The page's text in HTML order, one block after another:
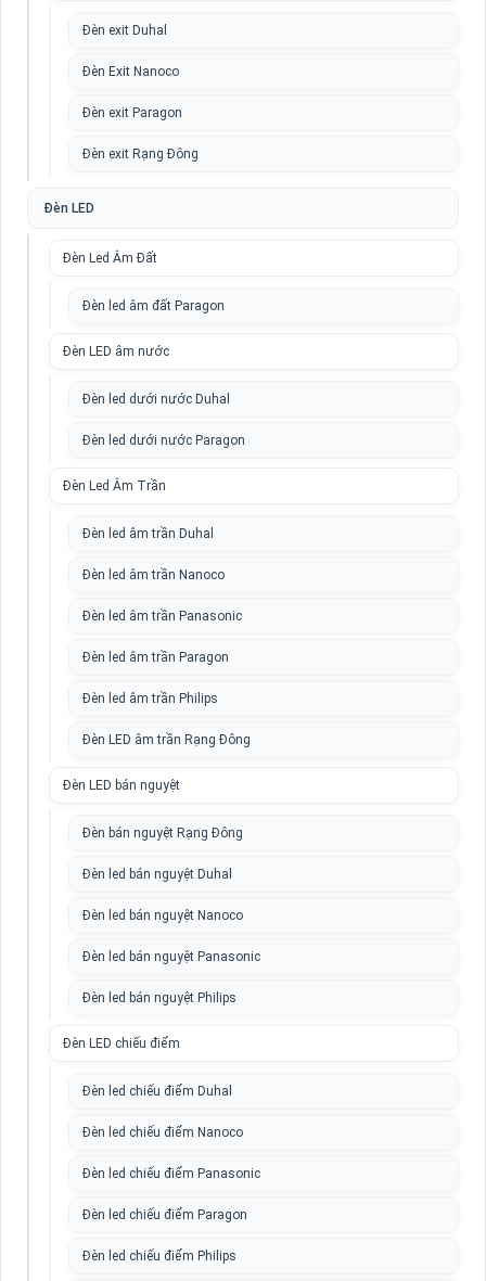
Đèn exit Duhal
Đèn Exit Nanoco
Đèn exit Paragon
Đèn exit Rạng Đông
Đèn LED
Đèn Led Âm Đất
Đèn led âm đất Paragon
Đèn LED âm nước
Đèn led dưới nước Duhal
Đèn led dưới nước Paragon
Đèn Led Âm Trần
Đèn led âm trần Duhal
Đèn led âm trần Nanoco
Đèn led âm trần Panasonic
Đèn led âm trần Paragon
Đèn led âm trần Philips
Đèn LED âm trần Rạng Đông
Đèn LED bán nguyệt
Đèn bán nguyệt Rạng Đông
Đèn led bán nguyệt Duhal
Đèn led bán nguyệt Nanoco
Đèn led bán nguyệt Panasonic
Đèn led bán nguyệt Philips
Đèn LED chiếu điểm
Đèn led chiếu điểm Duhal
Đèn led chiếu điểm Nanoco
Đèn led chiếu điểm Panasonic
Đèn led chiếu điểm Paragon
Đèn led chiếu điểm Philips